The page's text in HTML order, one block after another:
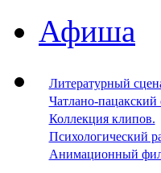
Афиша
Литературный
Чатлано-пацакский
Коллекция клипов.
Психологический
Анимационный